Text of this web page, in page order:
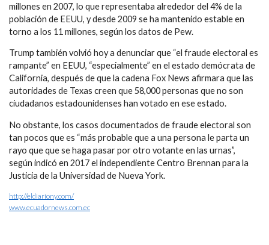
millones en 2007, lo que representaba alrededor del 4% de la
población de EEUU, y desde 2009 se ha mantenido estable en
torno a los 11 millones, según los datos de Pew.
Trump también volvió hoy a denunciar que “el fraude electoral es
rampante” en EEUU, “especialmente” en el estado demócrata de
California, después de que la cadena Fox News afirmara que las
autoridades de Texas creen que 58,000 personas que no son
ciudadanos estadounidenses han votado en ese estado.
No obstante, los casos documentados de fraude electoral son
tan pocos que es “más probable que a una persona le parta un
rayo que que se haga pasar por otro votante en las urnas”,
según indicó en 2017 el independiente Centro Brennan para la
Justicia de la Universidad de Nueva York.
http://eldiariony.com/
www.ecuadornews.com.ec